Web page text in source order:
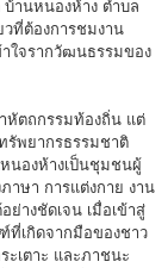
านหนองห้าง ตำบล
ที่ต้องการชมงาน
จรากวัฒนธรรมของ
หัตถกรรมท้องถิ่น แต่
พยากรธรรมชาติ
นองห้างเป็นชุมชนผู้
าษา การแต่งกาย งาน
างชัดเจน เมื่อเข้าสู่
เกิดจากมือของชาว
ะเตาะ และภาชนะ